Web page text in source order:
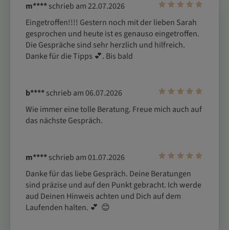
m****schrieb am 22.07.2026
Eingetroffen!!!! Gestern noch mit der lieben Sarah
gesprochen und heute ist es genauso eingetroffen.
Die Gespräche sind sehr herzlich und hilfreich.
Danke für die Tipps 💕. Bis bald
b****schrieb am 06.07.2026
Wie immer eine tolle Beratung. Freue mich auch auf
das nächste Gespräch.
m****schrieb am 01.07.2026
Danke für das liebe Gespräch. Deine Beratungen
sind präzise und auf den Punkt gebracht. Ich werde
aud Deinen Hinweis achten und Dich auf dem
Laufenden halten. 💕  😊